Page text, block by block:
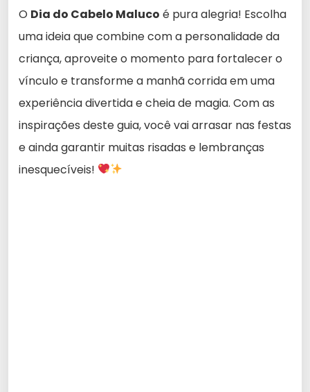
O Dia do Cabelo Maluco é pura alegria! Escolha
uma ideia que combine com a personalidade da
criança, aproveite o momento para fortalecer o
vínculo e transforme a manhã corrida em uma
experiência divertida e cheia de magia. Com as
inspirações deste guia, você vai arrasar nas festas
e ainda garantir muitas risadas e lembranças
inesquecíveis!